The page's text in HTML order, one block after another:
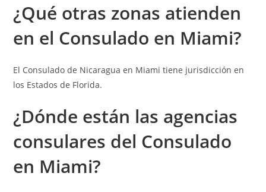
¿Qué otras zonas atienden
en el Consulado en Miami?
El Consulado de Nicaragua en Miami tiene jurisdicción en
los Estados de Florida.
¿Dónde están las agencias
consulares del Consulado
en Miami?